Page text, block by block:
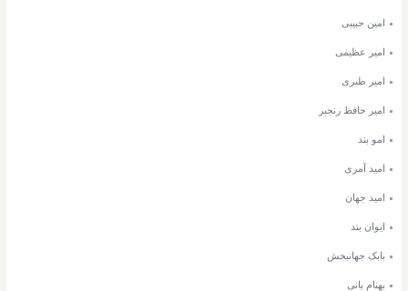
امین حبیبی
امیر عظیمی
امیر طبری
امیر حافظ رنجبر
امو بند
امید آمری
امید جهان
ایوان بند
بابک جهانبخش
بهنام بانی